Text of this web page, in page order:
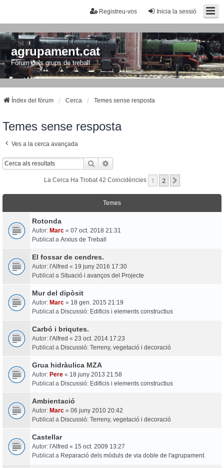
Inicia la sessió
Registreu-vos
agrupament.cat
Fòrum dels grups de treball
Índex del fòrum Cerca Temes sense resposta
Temes sense resposta
Ves a la cerca avançada
Cerca
La Cerca Ha Trobat 42 Coincidències 1 2
Temes
Rotonda
Autor: Marc « 07 oct. 2018 21:31
Publicat a Arxius de Treball
El fossar de cendres.
Autor: l'Alfred « 19 juny 2016 17:30
Publicat a Situació i avanços del Projecte
Mur del dipòsit
Autor: Marc « 18 gen. 2015 21:19
Publicat a Discussió: Edificis i elements constructius
Carbó i briqutes.
Autor: l'Alfred « 23 oct. 2014 17:23
Publicat a Discussió: Terreny, vegetació i decoració
Grua hidràulica MZA
Autor: Pere « 18 juny 2013 21:58
Publicat a Discussió: Edificis i elements constructius
Ambientació
Autor: Marc « 06 juny 2010 20:42
Publicat a Discussió: Terreny, vegetació i decoració
Castellar
Autor: l'Alfred « 15 oct. 2009 13:27
Publicat a Reparació dels mòduls de via doble de l'agrupament.